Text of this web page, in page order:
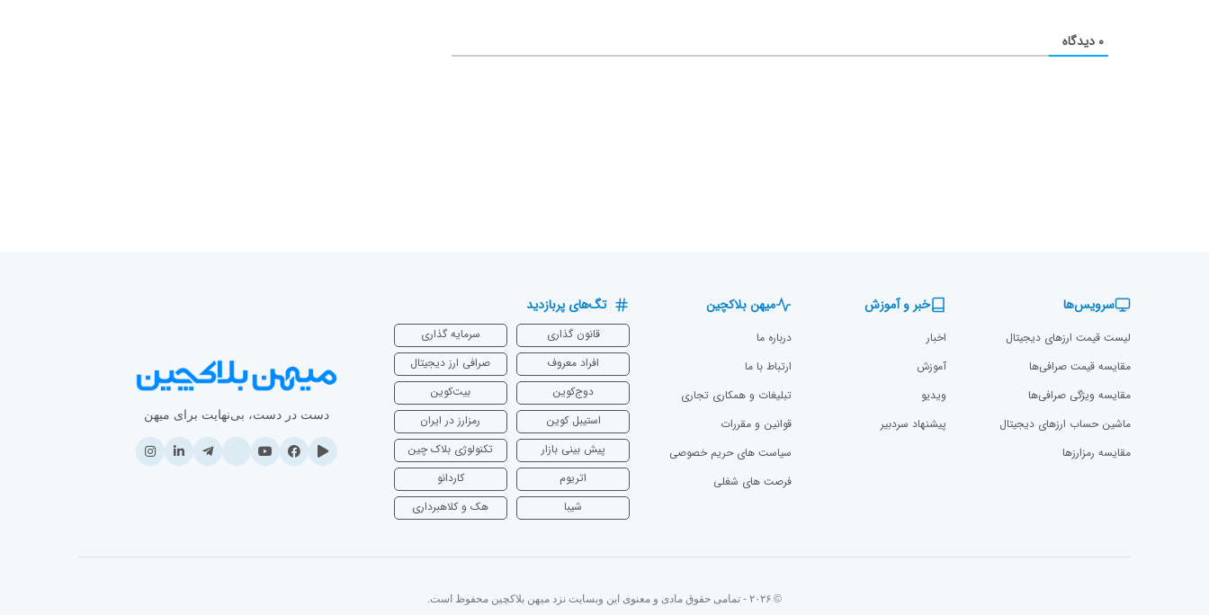
۰ دیدگاه
سرویس‌ها
لیست قیمت ارزهای دیجیتال
مقایسه قیمت صرافی‌ها
مقایسه ویژگی صرافی‌ها
ماشین حساب ارزهای دیجیتال
مقایسه رمزارز‌ها
خبر و آموزش
اخبار
آموزش
ویدیو
پیشنهاد سردبیر
میهن بلاکچین
درباره ما
ارتباط با ما
تبلیغات و همکاری تجاری
قوانین و مقررات
سیاست های حریم خصوصی
فرصت های شغلی
تگ‌های پربازدید
قانون گذاری
سرمایه‌ گذاری
افراد معروف
صرافی ارز دیجیتال
دوج‌کوین
بیت‌کوین
استیبل کوین
رمزارز در ایران
پیش بینی بازار
تکنولوژی بلاک چین
اتریوم
‌کاردانو
شیبا
هک و کلاهبرداری
دست در دست، بی‌نهایت برای میهن
© ۲۰۲۶ - تمامی حقوق مادی و معنوی این وبسایت نزد میهن بلاکچین محفوظ است.